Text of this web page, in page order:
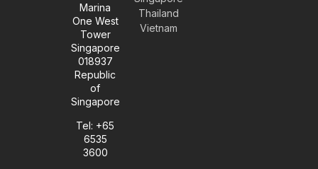
Marina
One West
Tower
Singapore
018937
Republic
of
Singapore
Tel: +65
6535
3600
Thailand
Vietnam